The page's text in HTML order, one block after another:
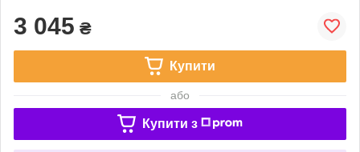
3 045 ₴
Купити
або
Купити з